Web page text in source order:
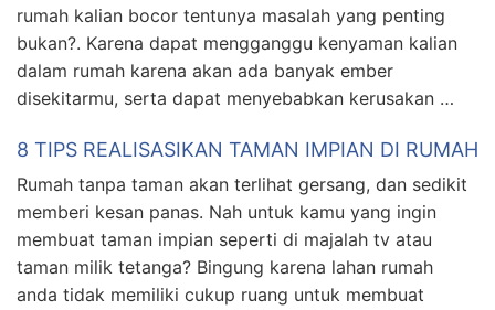
rumah kalian bocor tentunya masalah yang penting
bukan?. Karena dapat mengganggu kenyaman kalian
dalam rumah karena akan ada banyak ember
disekitarmu, serta dapat menyebabkan kerusakan …
8 TIPS REALISASIKAN TAMAN IMPIAN DI RUMAH
Rumah tanpa taman akan terlihat gersang, dan sedikit
memberi kesan panas. Nah untuk kamu yang ingin
membuat taman impian seperti di majalah tv atau
taman milik tetanga? Bingung karena lahan rumah
anda tidak memiliki cukup ruang untuk membuat